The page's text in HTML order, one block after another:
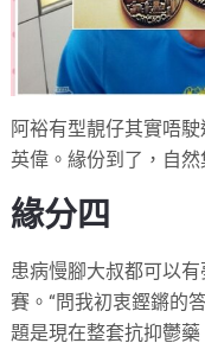
阿裕有型靚仔其實唔
英偉。緣份到了，自然
緣分四
患病慢腳大叔都可以
賽。“問我初衷鏗鏘的
題是現在整套抗抑鬱